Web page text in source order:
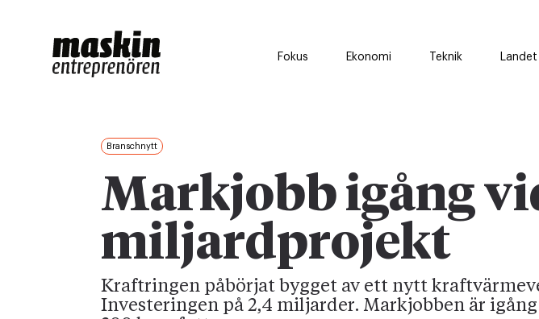
Fokus Ekonomi Teknik
Branschnytt
Markjobb igång
miljardprojekt
Kraftringen påbörjat bygget av ett nytt
Investeringen på 2,4 miljarder. Markjobben är